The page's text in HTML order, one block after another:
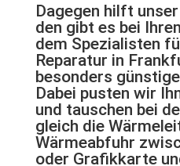
Dagegen hilft
den gibt es bei
dem Spezialisten
Reparatur in
besonders
Dabei pusten wir
und tauschen bei
gleich die
Wärmeabfuhr
oder Grafikkarte